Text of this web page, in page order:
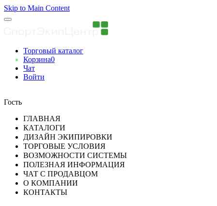
Skip to Main Content
Торговый каталог
Корзина0
Чат
Войти
Гость
ГЛАВНАЯ
КАТАЛОГИ
ДИЗАЙН ЭКИПИРОВКИ
ТОРГОВЫЕ УСЛОВИЯ
ВОЗМОЖНОСТИ СИСТЕМЫ
ПОЛЕЗНАЯ ИНФОРМАЦИЯ
ЧАТ С ПРОДАВЦОМ
О КОМПАНИИ
КОНТАКТЫ